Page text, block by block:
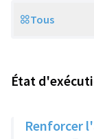
Scope
Tous
État
Renforcer